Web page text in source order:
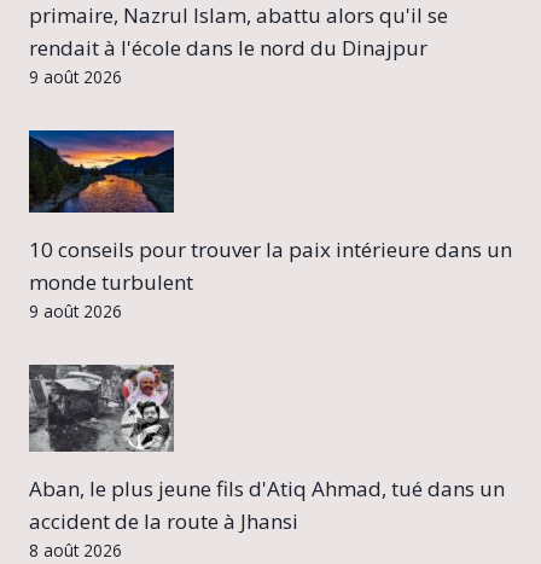
primaire, Nazrul Islam, abattu alors qu'il se
rendait à l'école dans le nord du Dinajpur
9 août 2026
10 conseils pour trouver la paix intérieure dans un
monde turbulent
9 août 2026
Aban, le plus jeune fils d'Atiq Ahmad, tué dans un
accident de la route à Jhansi
8 août 2026